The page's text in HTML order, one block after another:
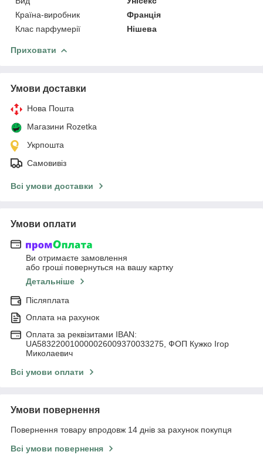
Країна-виробник
Франція
Клас парфумерії
Нішева
Приховати
Умови доставки
Нова Пошта
Магазини Rozetka
Укрпошта
Самовивіз
Всі умови доставки
Умови оплати
Ви отримаєте замовлення
або гроші повернуться на вашу картку
Детальніше
Післяплата
Оплата на рахунок
Оплата за реквізитами IBAN:
UA583220010000026009370033275, ФОП Кужко Ігор
Миколаевич
Всі умови оплати
Умови повернення
Повернення товару впродовж 14 днів за рахунок покупця
Всі умови повернення